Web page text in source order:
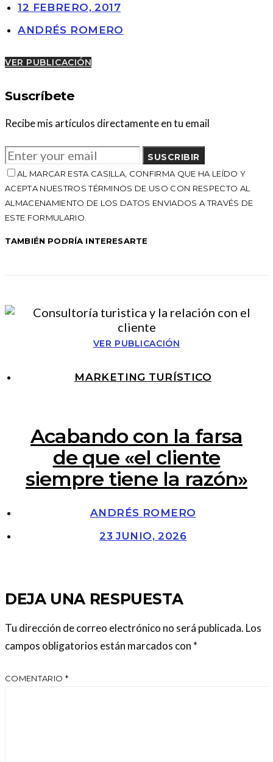
12 FEBRERO, 2017
ANDRÉS ROMERO
VER PUBLICACIÓN
Suscríbete
Recibe mis artículos directamente en tu email
SUSCRIBIR
AL MARCAR ESTA CASILLA, CONFIRMA QUE HA LEÍDO Y
ACEPTA NUESTROS TÉRMINOS DE USO CON RESPECTO AL
ALMACENAMIENTO DE LOS DATOS ENVIADOS A TRAVÉS DE
ESTE FORMULARIO.
TAMBIÉN PODRÍA INTERESARTE
VER PUBLICACIÓN
MARKETING TURÍSTICO
Acabando con la farsa
de que «el cliente
siempre tiene la razón»
ANDRÉS ROMERO
23 JUNIO, 2026
DEJA UNA RESPUESTA
Tu dirección de correo electrónico no será publicada. Los
campos obligatorios están marcados con *
COMENTARIO *